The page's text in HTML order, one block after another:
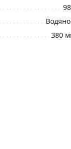
380